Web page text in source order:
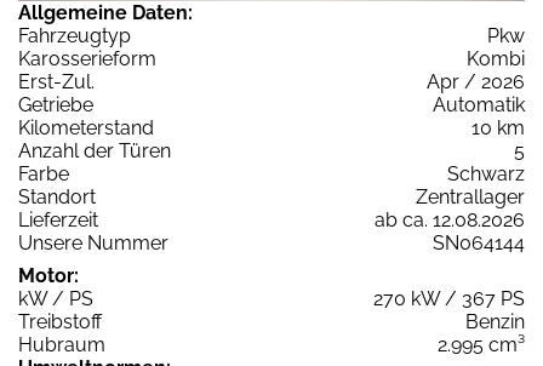
Allgemeine Daten:
Fahrzeugtyp
Pkw
Karosserieform
Kombi
Erst-Zul.
Apr / 2026
Getriebe
Automatik
Kilometerstand
10 km
Anzahl der Türen
5
Farbe
Schwarz
Standort
Zentrallager
Lieferzeit
ab ca. 12.08.2026
Unsere Nummer
SN064144
Motor:
kW / PS
270 kW / 367 PS
Treibstoff
Benzin
Hubraum
2.995 cm³